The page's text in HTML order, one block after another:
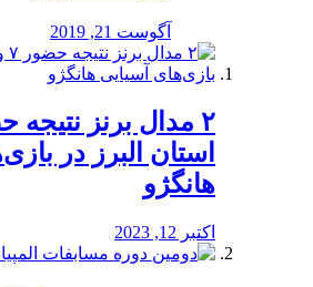
آگوست 21, 2019
استان البرز در
هانگژو
اکتبر 12, 2023